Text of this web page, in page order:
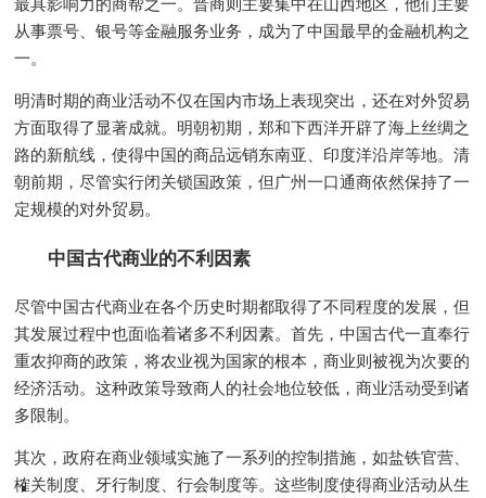
最具影响力的商帮之一。晋商则主要集中在山西地区，他们主要
从事票号、银号等金融服务业务，成为了中国最早的金融机构之
一。
明清时期的商业活动不仅在国内市场上表现突出，还在对外贸易
方面取得了显著成就。明朝初期，郑和下西洋开辟了海上丝绸之
路的新航线，使得中国的商品远销东南亚、印度洋沿岸等地。清
朝前期，尽管实行闭关锁国政策，但广州一口通商依然保持了一
定规模的对外贸易。
中国古代商业的不利因素
尽管中国古代商业在各个历史时期都取得了不同程度的发展，但
其发展过程中也面临着诸多不利因素。首先，中国古代一直奉行
重农抑商的政策，将农业视为国家的根本，商业则被视为次要的
经济活动。这种政策导致商人的社会地位较低，商业活动受到诸
多限制。
其次，政府在商业领域实施了一系列的控制措施，如盐铁官营、
榷关制度、牙行制度、行会制度等。这些制度使得商业活动从生